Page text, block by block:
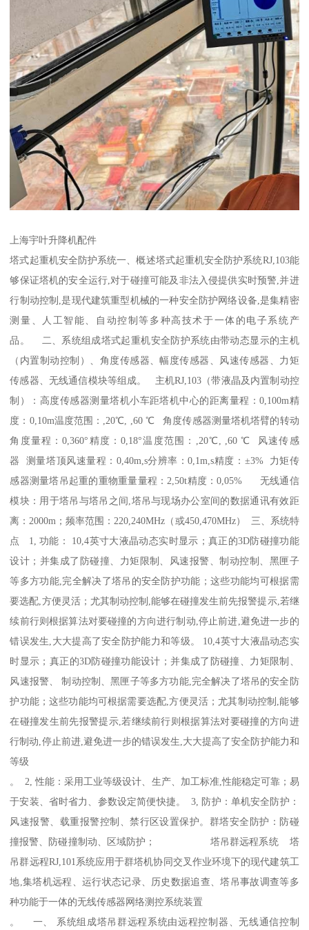
上海宇叶升降机配件
塔式起重机安全防护系统一、概述塔式起重机安全防护系统RJ,103能
够保证塔机的安全运行,对于碰撞可能及非法入侵提供实时预警,并进
行制动控制,是现代建筑重型机械的一种安全防护网络设备,是集精密
测量、人工智能、自动控制等多种高技术于一体的电子系统产
品。 二、系统组成塔式起重机安全防护系统由带动态显示的主机
（内置制动控制）、角度传感器、幅度传感器、风速传感器、力矩
传感器、无线通信模块等组成。 主机RJ,103（带液晶及内置制动控
制）：高度传感器测量塔机小车距塔机中心的距离量程：0,100m精
度：0,10m温度范围：,20℃, ,60 ℃ 角度传感器测量塔机塔臂的转动
角度量程：0,360°精度：0,18°温度范围：,20℃, ,60 ℃ 风速传感
器 测量塔顶风速量程：0,40m,s分辨率：0,1m,s精度：±3% 力矩传
感器测量塔吊起重的重物重量量程：2,50t精度：0,05% 无线通信
模块：用于塔吊与塔吊之间,塔吊与现场办公室间的数据通讯有效距
离：2000m；频率范围：220,240MHz（或450,470MHz） 三、系统特
点 1, 功能： 10,4英寸大液晶动态实时显示；真正的3D防碰撞功能
设计；并集成了防碰撞、力矩限制、风速报警、制动控制、黑匣子
等多方功能,完全解决了塔吊的安全防护功能；这些功能均可根据需
要选配,方便灵活；尤其制动控制,能够在碰撞发生前先报警提示,若继
续前行则根据算法对要碰撞的方向进行制动,停止前进,避免进一步的
错误发生,大大提高了安全防护能力和等级。 10,4英寸大液晶动态实
时显示；真正的3D防碰撞功能设计；并集成了防碰撞、力矩限制、
风速报警、 制动控制、黑匣子等多方功能,完全解决了塔吊的安全防
护功能；这些功能均可根据需要选配,方便灵活；尤其制动控制,能够
在碰撞发生前先报警提示,若继续前行则根据算法对要碰撞的方向进
行制动,停止前进,避免进一步的错误发生,大大提高了安全防护能力和
等级
。 2, 性能：采用工业等级设计、生产、加工标准,性能稳定可靠；易
于安装、省时省力、参数设定简便快捷。 3, 防护：单机安全防护：
风速报警、载重报警控制、禁行区设置保护。群塔安全防护：防碰
撞报警、防碰撞制动、区域防护； 塔吊群远程系统 塔
吊群远程RJ,101系统应用于群塔机协同交叉作业环境下的现代建筑工
地,集塔机远程、运行状态记录、历史数据追查、塔吊事故调查等多
种功能于一体的无线传感器网络测控系统装置
。 一、 系统组成塔吊群远程系统由远程控制器、无线通信控制